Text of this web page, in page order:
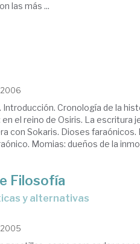
las más ...
2006
Introducción. Cronología de la
el reino de Osiris. La escritura
con Sokaris. Dioses faraónicos.
Momias: dueños de la
Filosofía
y alternativas
2005